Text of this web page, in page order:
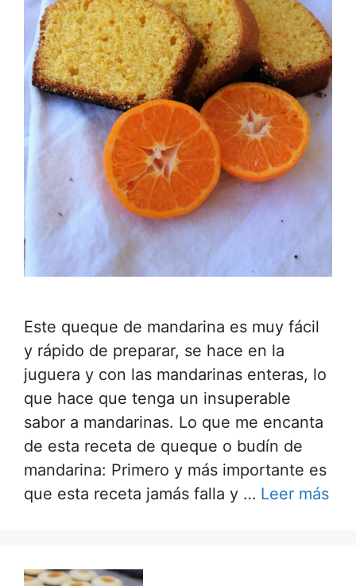
Este queque de mandarina es muy fácil
y rápido de preparar, se hace en la
juguera y con las mandarinas enteras, lo
que hace que tenga un insuperable
sabor a mandarinas. Lo que me encanta
de esta receta de queque o budín de
mandarina: Primero y más importante es
que esta receta jamás falla y … Leer más